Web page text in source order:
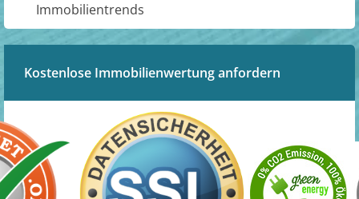
Immobilientrends
Kostenlose Immobilienwertung anfordern